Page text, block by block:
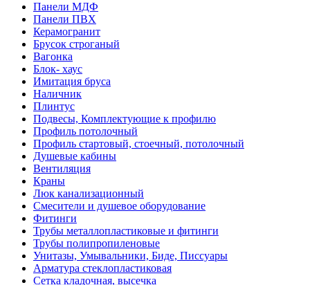
Панели МДФ
Панели ПВХ
Керамогранит
Брусок строганый
Вагонка
Блок- хаус
Имитация бруса
Наличник
Плинтус
Подвесы, Комплектующие к профилю
Профиль потолочный
Профиль стартовый, стоечный, потолочный
Душевые кабины
Вентиляция
Краны
Люк канализационный
Смесители и душевое оборудование
Фитинги
Трубы металлопластиковые и фитинги
Трубы полипропиленовые
Унитазы, Умывальники, Биде, Писсуары
Арматура стеклопластиковая
Сетка кладочная, высечка